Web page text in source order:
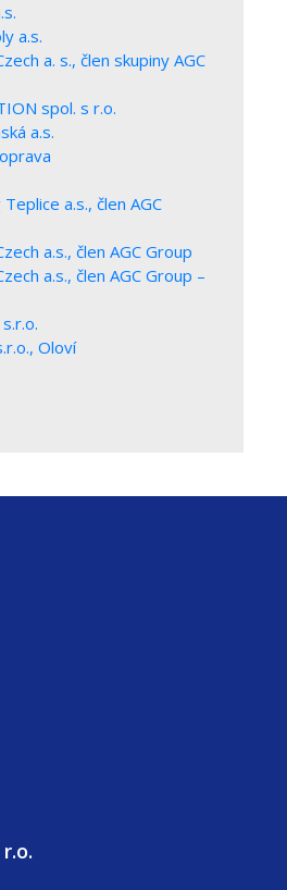
a.s.
a. s., člen skupiny AGC
spol. s r.o.
a.s.
a.s., člen AGC
a.s., člen AGC Group
a.s., člen AGC Group –
Oloví